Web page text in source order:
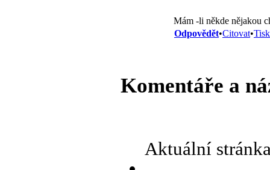
Mám -li někde nějakou
Odpovědět•Citovat•Tisk
Komentáře a
Aktuální